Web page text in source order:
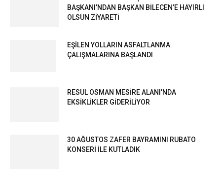
BAŞKANI’NDAN BAŞKAN BİLECEN’E HAYIRLI
OLSUN ZİYARETİ
EŞİLEN YOLLARIN ASFALTLANMA
ÇALIŞMALARINA BAŞLANDI
RESUL OSMAN MESİRE ALANI’NDA
EKSİKLİKLER GİDERİLİYOR
30 AĞUSTOS ZAFER BAYRAMINI RUBATO
KONSERİ İLE KUTLADIK